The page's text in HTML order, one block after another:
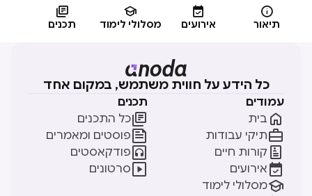
שלנו. פונים אלינו חברות שרוצות להישאר רלוונטיות, יודעות את
הערך ש-UX יכול להביא, אך צריכות להמציא את העניין העסקי
להצדיק את ההוצאה שלך ואת התזמון שלה. מושגים מסוימים
הם יותר קונקרטיים בעוד שאחרים הם הנחיה כללית יותר עבורך
לפרש בהקשר של העסק שלך.

תיאור

אירועים

מסלולי לימוד

תכנים
כל הידע על חווית משתמש, במקום אחד
עמודים
בית 
תיקי עבודות
קורות חיים 
אירועים 
מסלולי לימוד
תכנים
כל התכנים
פוסטים ומאמרים
פודקאסטים
סרטונים